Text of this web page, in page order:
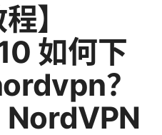
】
如何下
？
NordVPN